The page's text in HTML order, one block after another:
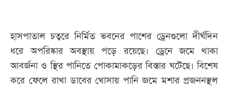
হাসপাতাল চত্বরে নির্মিত ভবনের পাশের ড্রেনগুলো দীর্ঘদিন
ধরে অপরিষ্কার অবস্থায় পড়ে রয়েছে। ড্রেনে জমে থাকা
আবর্জনা ও স্থির পানিতে পোকামাকড়ের বিস্তার ঘটেছে। বিশেষ
করে ফেলে রাখা ডাবের খোসায় পানি জমে মশার প্রজননস্থল